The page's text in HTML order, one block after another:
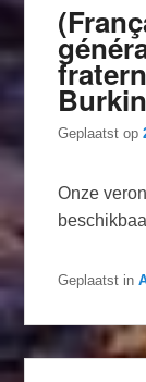
Geplaatst op
Onze
Geplaatst in